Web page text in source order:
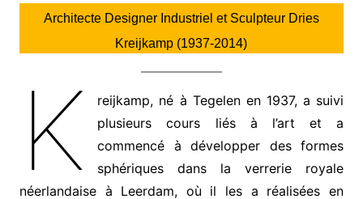
Architecte Designer Industriel et Sculpteur Dries
Kreijkamp (1937-2014)
K
reijkamp, ​​né à Tegelen en 1937, a suivi
plusieurs cours liés à l’art et a
commencé à développer des formes
sphériques dans la verrerie royale
néerlandaise à Leerdam, où il les a réalisées en